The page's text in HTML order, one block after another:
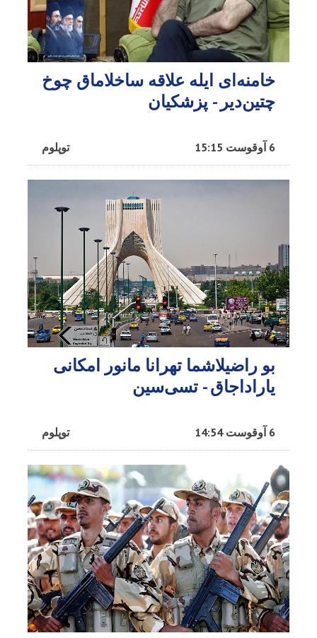
خامنه‌ای ایله علاقه ساخلاماق چوخ
چتین‌دیر - پزشکیان
توپلوم 6 آوقوست 15:15
بو راضیلاشما تهرانا مانور امکانی
یاراداجاق - تسی‌سین
توپلوم 6 آوقوست 14:54